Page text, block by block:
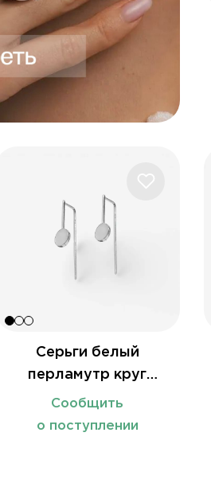
Серьги белый
перламутр круг
прямоугольная дужка
Сообщить
о поступлении